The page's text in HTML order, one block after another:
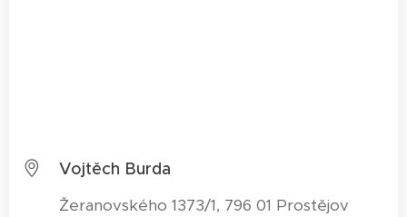
Vojtěch Burda
Žeranovského 1373/1, 796 01 Prostějov